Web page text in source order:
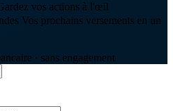
vos actions à l'œil
Vos prochains versements en un
· sans engagement